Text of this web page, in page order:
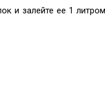
и залейте ее 1